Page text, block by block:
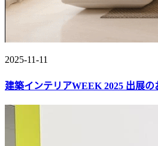
2025-11-11
建築インテリアWEEK 2025 出展の